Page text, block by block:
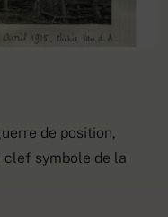
de position,
clef symbole de la